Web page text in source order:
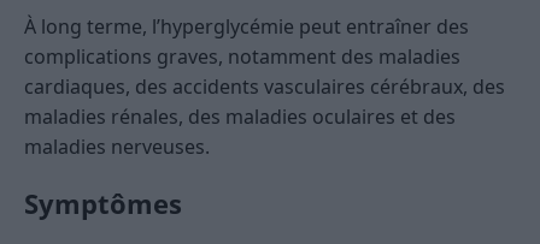
À long terme, l’hyperglycémie peut entraîner des
complications graves, notamment des maladies
cardiaques, des accidents vasculaires cérébraux, des
maladies rénales, des maladies oculaires et des
maladies nerveuses.
Symptômes